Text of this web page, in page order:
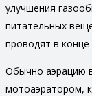
улучшения
питательных
проводят в
Обычно аэрацию
мотоаэратором,